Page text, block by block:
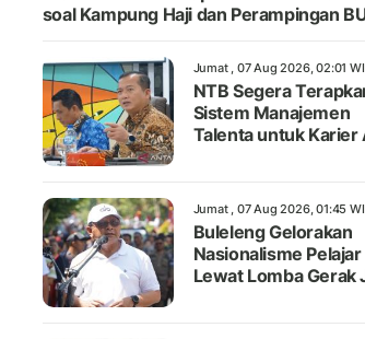
soal Kampung Haji dan Perampingan
Jumat , 07 Aug 2026, 02:01
NTB Segera
Sistem Manajemen
Talenta untuk Karier
Jumat , 07 Aug 2026, 01:45
Buleleng Gelorakan
Nasionalisme Pelajar
Lewat Lomba Gerak